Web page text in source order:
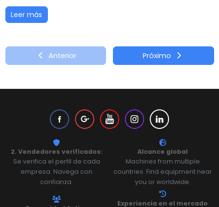
Leer más
Anterior Próximo
2. Vendedores verificados:
Se verifica el perfil de cada
empresa. Navega con
confianza.
Alcance global
Machines from multiple
countries. Find equipment near
you or worldwide.
Experiencia en el mercado